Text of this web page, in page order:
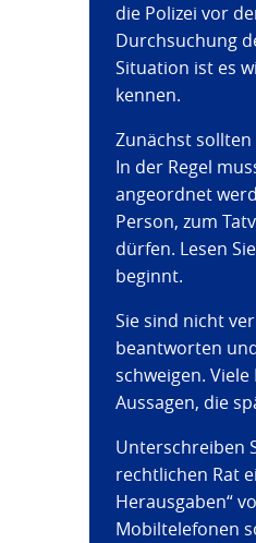
die Polizei vor
Durchsuchung
Situation ist es
kennen.
Zunächst sollten
In der Regel
angeordnet
Person, zum
dürfen. Lesen
beginnt.
Sie sind nicht
beantworten
schweigen.
Aussagen, die
Unterschreiben
rechtlichen Rat
Herausgaben“
Mobiltelefonen